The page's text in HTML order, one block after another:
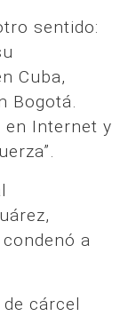
sentido:
Cuba,
Bogotá.
en Internet y
a
cárcel